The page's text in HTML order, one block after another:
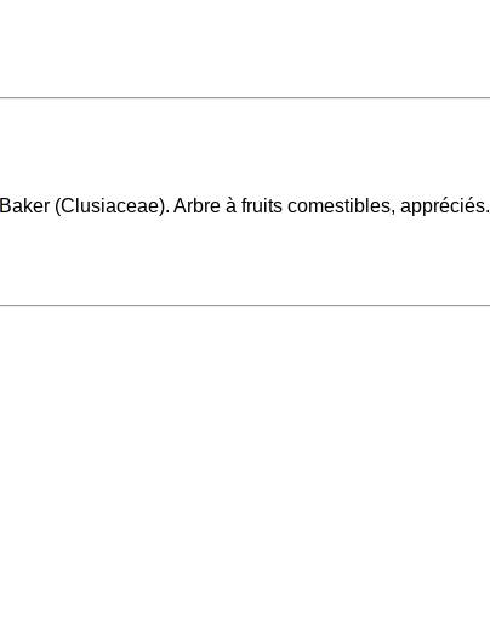
Baker (Clusiaceae). Arbre à fruits comestibles, appréciés.